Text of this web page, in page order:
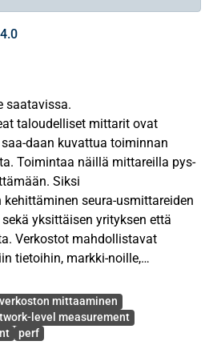
saatavissa.
taloudelliset mittarit ovat
daan kuvattua toiminnan
Toimintaa näillä mittareilla pys-
Siksi
seura-usmittareiden
yksittäisen yrityksen että
Verkostot mahdollistavat
tietoihin, markki-noille,
verkostossa on useita
koko ajan huoleh-dittava
verkoston mittaaminen
level measurement
perf